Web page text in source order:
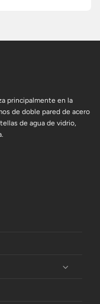
principalmente en la
de doble pared de acero
de agua de vidrio,